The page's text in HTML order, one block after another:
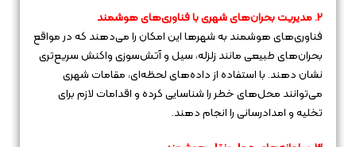
2. مدیریت بحران‌های شهری با فناوری‌های هوشمند
فناوری‌های هوشمند به شهرها این امکان را می‌دهند که در مواقع
بحران‌های طبیعی مانند زلزله، سیل و آتش‌سوزی واکنش سریع‌تری
نشان دهند. با استفاده از داده‌های لحظه‌ای، مقامات شهری
می‌توانند محل‌های خطر را شناسایی کرده و اقدامات لازم برای
تخلیه و امدادرسانی را انجام دهند.